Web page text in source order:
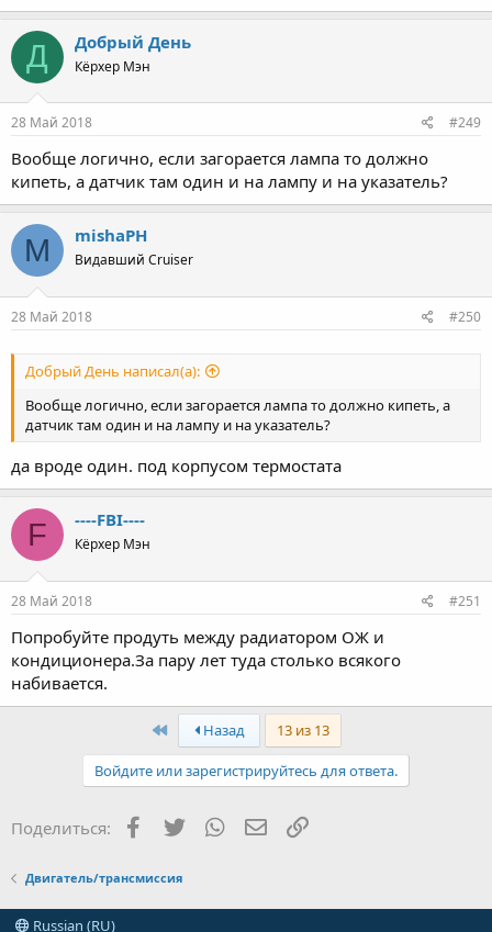
Д Добрый День
Кёрхер Мэн
28 Май 2018 #249
Вообще логично, если загорается лампа то должно
кипеть, а датчик там один и на лампу и на указатель?
M mishaPH
Видавший Cruiser
28 Май 2018 #250
Добрый День написал(а):
Вообще логично, если загорается лампа то должно кипеть, а
датчик там один и на лампу и на указатель?
да вроде один. под корпусом термостата
F ----FBI----
Кёрхер Мэн
28 Май 2018 #251
Попробуйте продуть между радиатором ОЖ и
кондиционера.За пару лет туда столько всякого
набивается.
First Назад 13 из 13
Войдите или зарегистрируйтесь для ответа.
Поделиться: Facebook
TwitterWhatsAppЭлектронная почта
Ссылка
Двигатель/трансмиссия
Russian (RU)